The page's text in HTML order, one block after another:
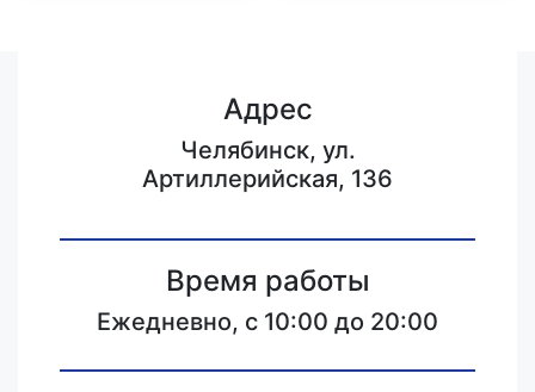
Адрес
Челябинск, ул.
Артиллерийская, 136
Время работы
Ежедневно, с 10:00 до 20:00